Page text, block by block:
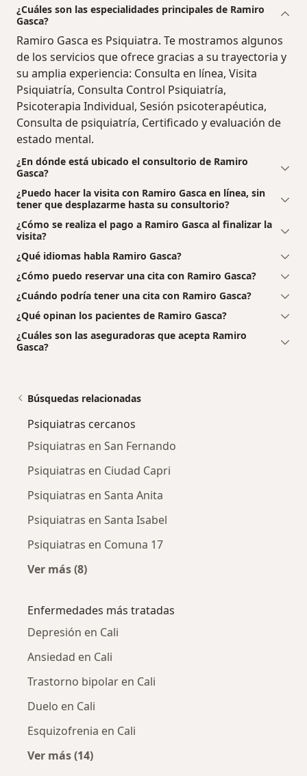
¿Cuáles son las especialidades principales de Ramiro
Gasca?
Ramiro Gasca es Psiquiatra. Te mostramos algunos
de los servicios que ofrece gracias a su trayectoria y
su amplia experiencia: Consulta en línea, Visita
Psiquiatría, Consulta Control Psiquiatría,
Psicoterapia Individual, Sesión psicoterapéutica,
Consulta de psiquiatría, Certificado y evaluación de
estado mental.
¿En dónde está ubicado el consultorio de Ramiro
Gasca?
¿Puedo hacer la visita con Ramiro Gasca en línea, sin
tener que desplazarme hasta su consultorio?
¿Cómo se realiza el pago a Ramiro Gasca al finalizar la
visita?
¿Qué idiomas habla Ramiro Gasca?
¿Cómo puedo reservar una cita con Ramiro Gasca?
¿Cuándo podría tener una cita con Ramiro Gasca?
¿Qué opinan los pacientes de Ramiro Gasca?
¿Cuáles son las aseguradoras que acepta Ramiro
Gasca?
Búsquedas relacionadas
Psiquiatras cercanos
Psiquiatras en San Fernando
Psiquiatras en Ciudad Capri
Psiquiatras en Santa Anita
Psiquiatras en Santa Isabel
Psiquiatras en Comuna 17
Ver más (8)
Enfermedades más tratadas
Depresión en Cali
Ansiedad en Cali
Trastorno bipolar en Cali
Duelo en Cali
Esquizofrenia en Cali
Ver más (14)